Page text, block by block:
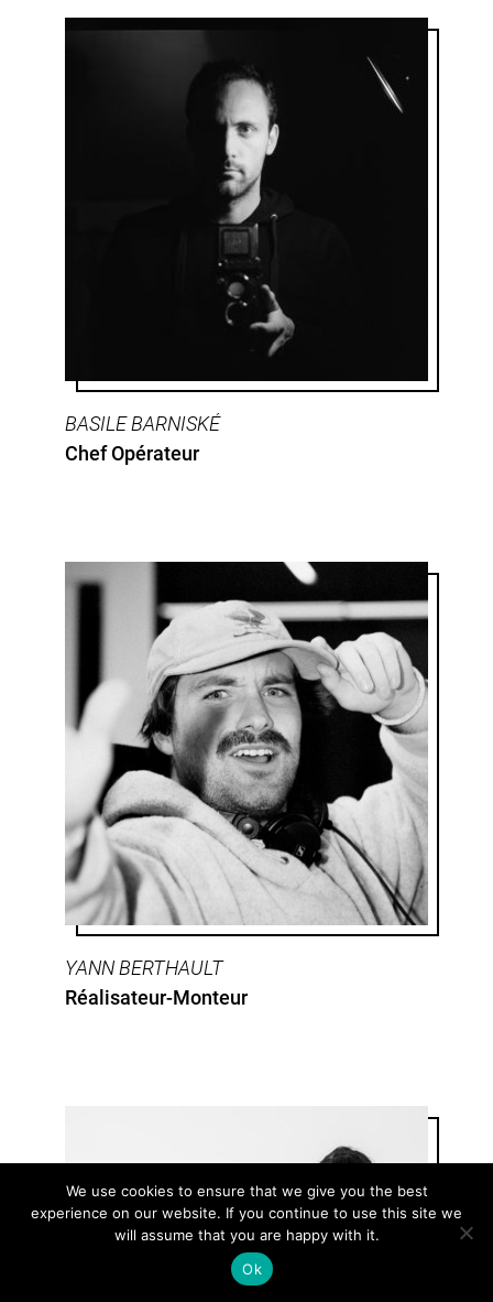
BASILE BARNISKÉ
Chef Opérateur
YANN BERTHAULT
Réalisateur-Monteur
We use cookies to ensure that we give you the best
experience on our website. If you continue to use this site we
will assume that you are happy with it.
Ok